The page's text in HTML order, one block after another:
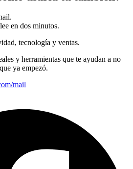
en dos minutos.
tecnología y ventas.
y herramientas que te ayudan a no
ya empezó.
mail